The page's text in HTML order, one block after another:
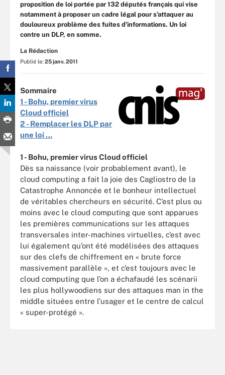
proposition de loi portée par 132 députés français qui vise
notamment à proposer un cadre légal pour s’attaquer au
douloureux problème des fuites d’informations. Un loi
contre un DLP, en somme.
La Rédaction
Publié le: 25 janv. 2011
Sommaire
1 - Bohu, premier virus
Cloud officiel
2 - Remplacer les DLP par
une loi …
1 - Bohu, premier virus Cloud officiel
Dès sa naissance (voir probablement avant), le
cloud computing a fait la joie des Cagliostro de la
Catastrophe Annoncée et le bonheur intellectuel
de véritables chercheurs en sécurité. C’est plus ou
moins avec le cloud computing que sont apparues
les premières communications sur les attaques
transversales inter-machines virtuelles, c’est avec
lui également qu’ont été modélisées des attaques
sur des clefs de chiffrement en « brute force
massivement parallèle », et c’est toujours avec le
cloud computing que l’on a échafaudé les scénarii
les plus hollywoodiens sur des attaques man in the
middle situées entre l’usager et le centre de calcul
« super-protégé ».